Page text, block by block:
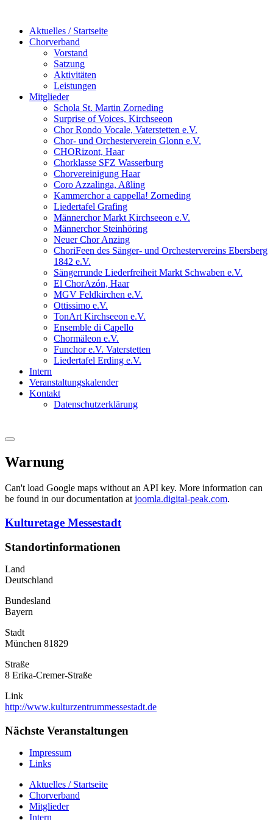
Aktuelles / Startseite
Chorverband
Vorstand
Satzung
Aktivitäten
Leistungen
Mitglieder
Schola St. Martin Zorneding
Surprise of Voices, Kirchseeon
Chor Rondo Vocale, Vaterstetten e.V.
Chor- und Orchesterverein Glonn e.V.
CHORizont, Haar
Chorklasse SFZ Wasserburg
Chorvereinigung Haar
Coro Azzalinga, Aßling
Kammerchor a cappella! Zorneding
Liedertafel Grafing
Männerchor Markt Kirchseeon e.V.
Männerchor Steinhöring
Neuer Chor Anzing
ChoriFeen des Sänger- und Orchestervereins Ebersberg
1842 e.V.
Sängerrunde Liederfreiheit Markt Schwaben e.V.
El ChorAzón, Haar
MGV Feldkirchen e.V.
Ottissimo e.V.
TonArt Kirchseeon e.V.
Ensemble di Capello
Chormäleon e.V.
Funchor e.V. Vaterstetten
Liedertafel Erding e.V.
Intern
Veranstaltungskalender
Kontakt
Datenschutzerklärung
Warnung
Can't load Google maps without an API key. More information can
be found in our documentation at joomla.digital-peak.com.
Kulturetage Messestadt
Standortinformationen
Land
Deutschland
Bundesland
Bayern
Stadt
München 81829
Straße
8 Erika-Cremer-Straße
Link
http://www.kulturzentrummessestadt.de
Nächste Veranstaltungen
Impressum
Links
Aktuelles / Startseite
Chorverband
Mitglieder
Intern